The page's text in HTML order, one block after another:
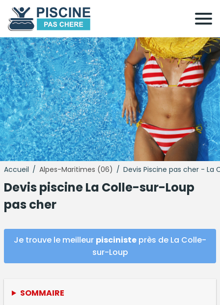
Accueil / Alpes-Maritimes (06) / Devis Piscine pas cher -
Devis piscineLa Colle-sur-Loup
pas cher
Je trouve le meilleur pisciniste près de La Colle-
sur-Loup
SOMMAIRE